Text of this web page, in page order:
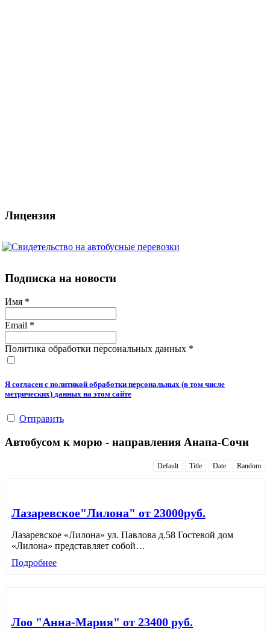
Лицензия
Подписка на новости
Имя *
Email *
Политика обработки персональных данных *
Я согласен с политикой обработки персональных (в том числе
метрических) данных на этом сайте
Отправить
Автобусом к морю - направления Анапа-Сочи
Default Title Date Random
Лазаревское"Лилона" от 23000руб.
Лазаревское «Лилона» ул. Павлова д.58 Гостевой дом
«Лилона» представляет собой…
Подробнее
Лоо "Анна-Мария" от 23400 руб.